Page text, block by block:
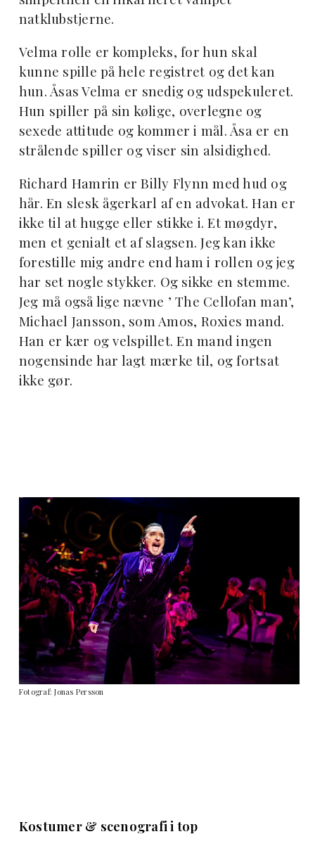
natklubstjerne.
Velma rolle er kompleks, for hun skal
kunne spille på hele registret og det kan
hun. Åsas Velma er snedig og udspekuleret.
Hun spiller på sin kølige, overlegne og
sexede attitude og kommer i mål. Åsa er en
strålende spiller og viser sin alsidighed.
Richard Hamrin er Billy Flynn med hud og
hår. En slesk ågerkarl af en advokat. Han er
ikke til at hugge eller stikke i. Et møgdyr,
men et genialt et af slagsen. Jeg kan ikke
forestille mig andre end ham i rollen og jeg
har set nogle stykker. Og sikke en stemme.
Jeg må også lige nævne ’ The Cellofan man’,
Michael Jansson, som Amos, Roxies mand.
Han er kær og velspillet. En mand ingen
nogensinde har lagt mærke til, og fortsat
ikke gør.
Fotograf: Jonas Persson
Kostumer & scenografi i top